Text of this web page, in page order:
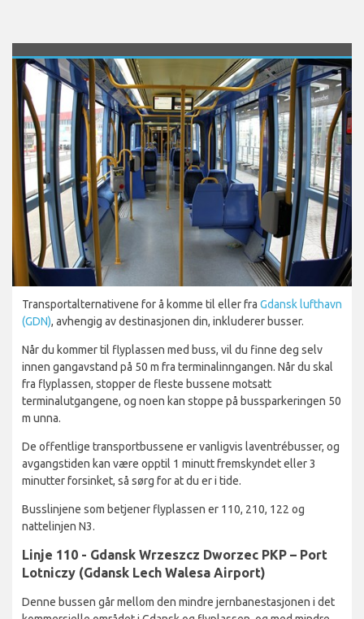
Transportalternativene for å komme til eller fra Gdansk lufthavn
(GDN), avhengig av destinasjonen din, inkluderer busser.
Når du kommer til flyplassen med buss, vil du finne deg selv
innen gangavstand på 50 m fra terminalinngangen. Når du skal
fra flyplassen, stopper de fleste bussene motsatt
terminalutgangene, og noen kan stoppe på bussparkeringen 50
m unna.
De offentlige transportbussene er vanligvis laventrébusser, og
avgangstiden kan være opptil 1 minutt fremskyndet eller 3
minutter forsinket, så sørg for at du er i tide.
Busslinjene som betjener flyplassen er 110, 210, 122 og
nattelinjen N3.
Linje 110 - Gdansk Wrzeszcz Dworzec PKP – Port
Lotniczy (Gdansk Lech Walesa Airport)
Denne bussen går mellom den mindre jernbanestasjonen i det